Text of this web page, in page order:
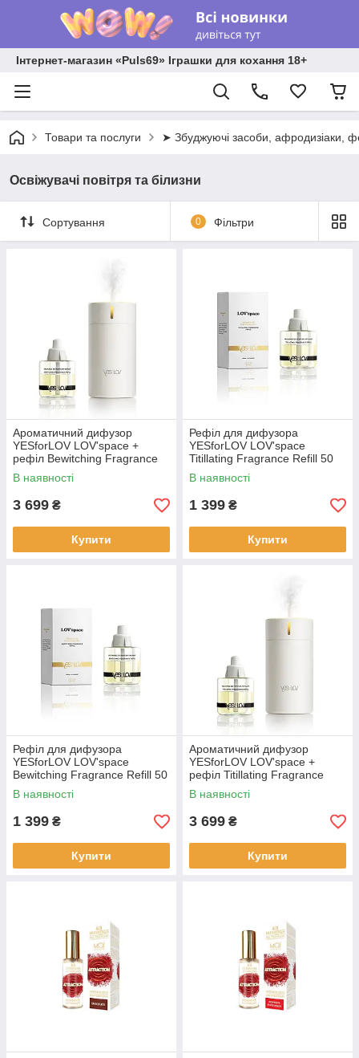
Інтернет-магазин «Puls69» Іграшки для кохання 18+
Товари та послуги ➤ Збуджуючі засоби, афродизіаки,
Освіжувачі повітря та білизни
Сортування 0 Фільтри
Ароматичний дифузор
YESforLOV LOV'space +
рефіл Bewitching Fragrance
Refill
В наявності
3 699 ₴
Купити
Рефіл для дифузора
YESforLOV LOV'space
Titillating Fragrance Refill 50
мл
В наявності
1 399 ₴
Купити
Рефіл для дифузора
YESforLOV LOV'space
Bewitching Fragrance Refill 50
мл
В наявності
1 399 ₴
Купити
Ароматичний дифузор
YESforLOV LOV'space +
рефіл Titillating Fragrance
Refill
В наявності
3 699 ₴
Купити